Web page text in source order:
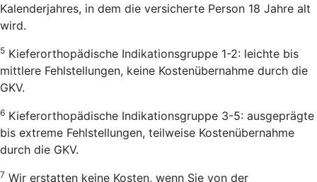
Kalenderjahres, in dem die versicherte Person 18 Jahre alt
wird.
5 Kieferorthopädische Indikationsgruppe 1-2: leichte bis
mittlere Fehlstellungen, keine Kostenübernahme durch die
GKV.
6 Kieferorthopädische Indikationsgruppe 3-5: ausgeprägte
bis extreme Fehlstellungen, teilweise Kostenübernahme
durch die GKV.
7 Wir erstatten keine Kosten, wenn Sie von der